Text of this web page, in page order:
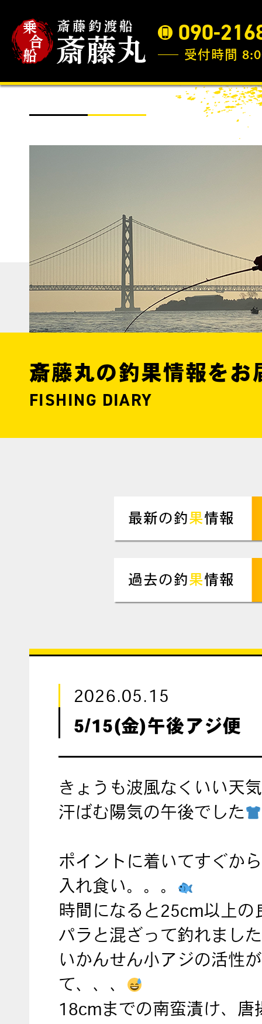
090-
受付時間
斎藤丸の釣果情報をお
FISHING DIARY
2026.05.15
5/15(金)午後アジ便
きょうも波風なくいい天
汗ばむ陽気の午後でした
ポイントに着いてすぐか
入れ食い。。。
時間になると25cm以上の
パラと混ざって釣れまし
いかんせん小アジの活性
て、、、
18cmまでの南蛮漬け、唐